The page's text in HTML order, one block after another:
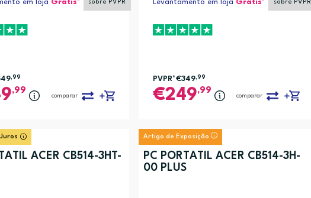
em loja Grátis* sobre PVPR
,99
,99
comparar
Levantamento em loja Grátis* sobre PVPR
PVPR*€349,99
249,99
comparar
ACER CB514-3HT-
Artigo de Exposição
PC PORTÁTIL ACER CB514-3H-
00 PLUS